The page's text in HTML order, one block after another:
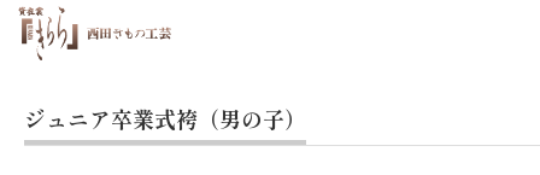
ジュニア卒業式袴（男の子）